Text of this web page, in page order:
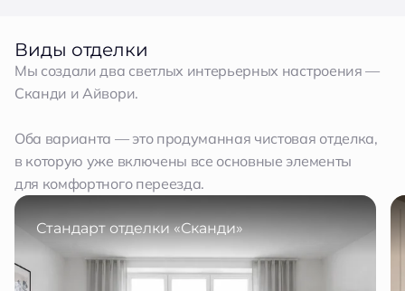
Виды отделки
Мы создали два светлых интерьерных настроения —
Сканди и Айвори.
Оба варианта — это продуманная чистовая отделка,
в которую уже включены все основные элементы
для комфортного переезда.
Стандарт отделки «Сканди»